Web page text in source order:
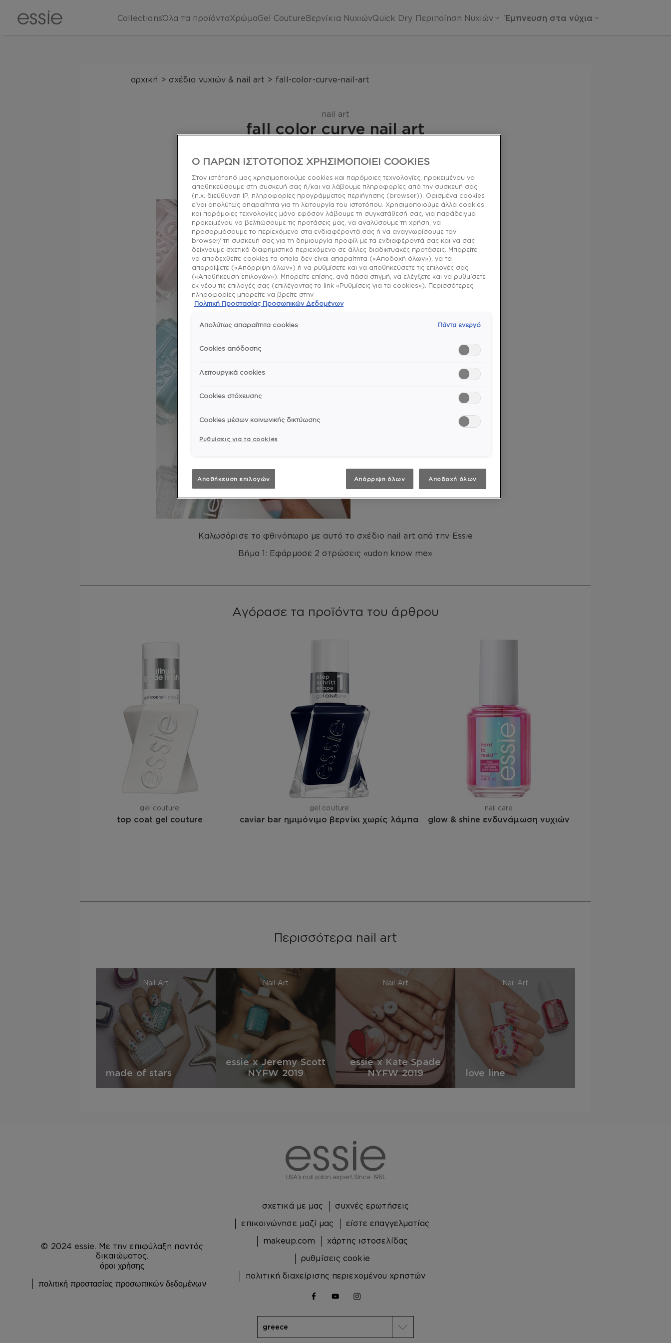
CollectionsΌλα τα προϊόνταΧρώμαGel CoutureΒερνίκια ΝυχιώνQuick Dry Περιποίηση Νυχιών Έμπνευση στα νύχια
αρχική > σχέδια νυχιών & nail art > fall-color-curve-nail-art
nail art
fall color curve nail art
share via facebook
share via pinterest
share via tumblr
Κοινοποίηση μέσω email
Καλωσόρισε το φθινόπωρο με αυτό το σχέδιο nail art από την Essie
Βήμα 1: Εφάρμοσε 2 στρώσεις «udon know me»
Αγόρασε τα προϊόντα του άρθρου
gel couture
top coat gel couture
gel couture
caviar bar ημιμόνιμο βερνίκι χωρίς λάμπα
nail care
glow & shine ενδυνάμωση νυχιών
Περισσότερα nail art
Nail Art
made of stars
Nail Art
essie x Jeremy Scott
NYFW 2019
Nail Art
essie x Kate Spade
NYFW 2019
Nail Art
love line
© 2024 essie. Με την επιφύλαξη παντός
δικαιώματος.
όροι χρήσης
πολιτική προστασίας προσωπικών δεδομένων
σχετικά με μας
συχνές ερωτήσεις
επικοινώνησε μαζί μας
είστε επαγγελματίας
makeup.com
χάρτης ιστοσελίδας
ρυθμίσεις cookie
πολιτική διαχείρισης περιεχομένου χρηστών
facebookyoutubeinstagram
Ο ΠΑΡΩΝ ΙΣΤΟΤΟΠΟΣ ΧΡΗΣΙΜΟΠΟΙΕΙ COOKIES
Στον ιστότοπό μας χρησιμοποιούμε cookies και παρόμοιες τεχνολογίες, προκειμένου να
αποθηκεύσουμε στη συσκευή σας ή/και να λάβουμε πληροφορίες από την συσκευή σας
(π.χ. διεύθυνση IP, πληροφορίες προγράμματος περιήγησης (browser)). Ορισμένα cookies
είναι απολύτως απαραίτητα για τη λειτουργία του ιστοτόπου. Χρησιμοποιούμε άλλα cookies
και παρόμοιες τεχνολογίες μόνο εφόσον λάβουμε τη συγκατάθεσή σας, για παράδειγμα
προκειμένου να βελτιώσουμε τις προτάσεις μας, να αναλύσουμε τη χρήση, να
προσαρμόσουμε το περιεχόμενο στα ενδιαφέροντά σας ή να αναγνωρίσουμε τον
browser/ τη συσκευή σας για τη δημιουργία προφίλ με τα ενδιαφέροντά σας και να σας
δείχνουμε σχετικό διαφημιστικό περιεχόμενο σε άλλες διαδικτυακές προτάσεις. Μπορείτε
να αποδεχθείτε cookies τα οποία δεν είναι απαραίτητα («Αποδοχή όλων»), να τα
απορρίψετε («Απόρριψη όλων») ή να ρυθμίσετε και να αποθηκεύσετε τις επιλογές σας
(«Αποθήκευση επιλογών»). Μπορείτε επίσης, ανά πάσα στιγμή, να ελέγξετε και να ρυθμίσετε
εκ νέου τις επιλογές σας (επιλέγοντας το link «Ρυθμίσεις για τα cookies»). Περισσότερες
πληροφορίες μπορείτε να βρείτε στην
Πολιτική Προστασίας Προσωπικών Δεδομένων
Απολύτως απαραίτητα cookies Πάντα ενεργό
Cookies απόδοσης
Λειτουργικά cookies
Cookies στόχευσης
Cookies μέσων κοινωνικής δικτύωσης
Ρυθμίσεις για τα cookies
Αποθήκευση επιλογών Απόρριψη όλων Αποδοχή όλων